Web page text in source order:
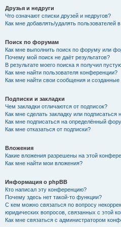
Друзья и недруги
Что означают списки друзей и недругов?
Как мне добавлять/удалять пользователей
Поиск по форумам
Как мне выполнить поиск по форуму или
Почему мой поиск не даёт результатов?
В результате моего поиска я получил
Как мне найти пользователя конференции?
Как мне найти свои сообщения и
Подписки и закладки
Чем закладки отличаются от подписок?
Как мне сделать закладку или
Как мне подписаться на определённый
Как мне отказаться от подписки?
Вложения
Какие вложения разрешены на этой
Как мне найти мои вложения?
Информация о phpBB
Кто написал эту конференцию?
Почему здесь нет такой-то функции?
С кем можно связаться по вопросу
юридических вопросов, связанных с этой
Как мне связаться с администратором